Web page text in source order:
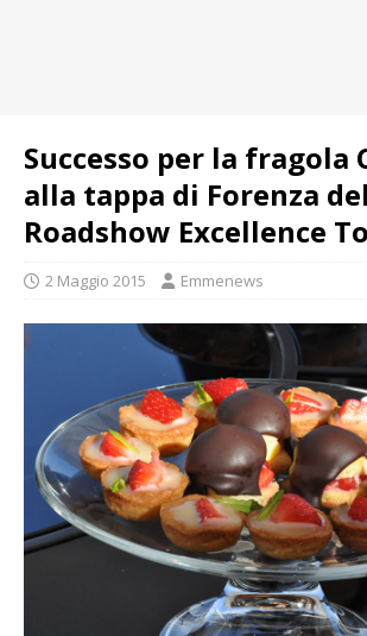
Successo per la fragola
alla tappa di Forenza del
Roadshow Excellence
2 Maggio 2015 Emmenews